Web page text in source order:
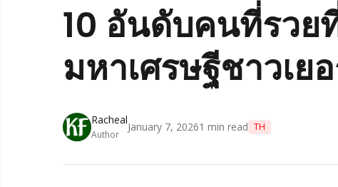
10 อันดับคนที่รวย
มหาเศรษฐีชาวเ
Racheal
Author
January 7, 20261 min read TH